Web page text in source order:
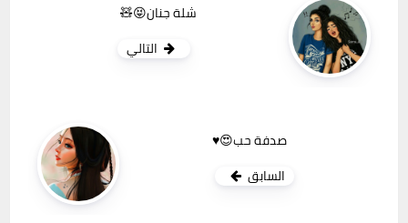
شلة جنان😝🧸
التالي
صدفة حب😍♥️
السابق